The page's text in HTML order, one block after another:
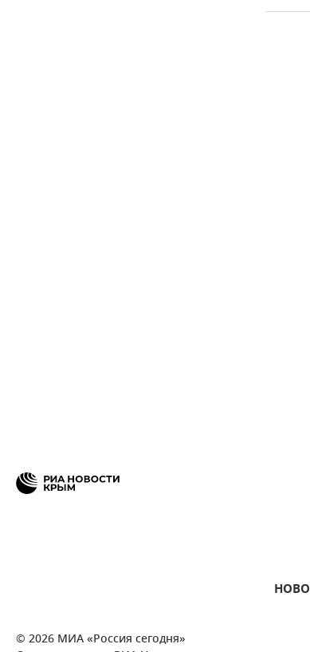
© 2026 МИА «Россия сегодня»